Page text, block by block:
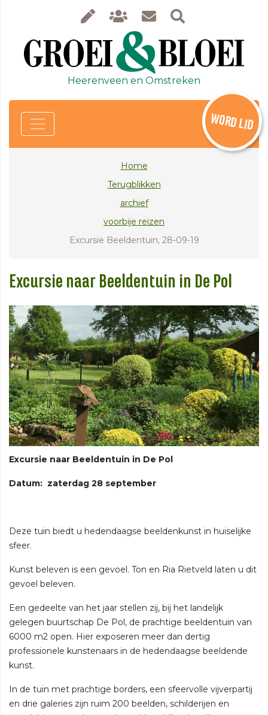
Heerenveen en Omstreken
WORD LID
Home
Terugblikken
archief
voorbije reizen
Excursie Beeldentuin, 28-09-19
Excursie naar Beeldentuin in De Pol
Excursie naar Beeldentuin in De Pol
Datum: zaterdag 28 september
Deze tuin biedt u hedendaagse beeldenkunst in huiselijke
sfeer.
Kunst beleven is een gevoel. Ton en Ria Rietveld laten u dit
gevoel beleven.
Een gedeelte van het jaar stellen zij, bij het landelijk
gelegen buurtschap De Pol, de prachtige beeldentuin van
6000 m2 open. Hier exposeren meer dan dertig
professionele kunstenaars in de hedendaagse beeldende
kunst.
In de tuin met prachtige borders, een sfeervolle vijverpartij
en drie galeries zijn ruim 200 beelden, schilderijen en